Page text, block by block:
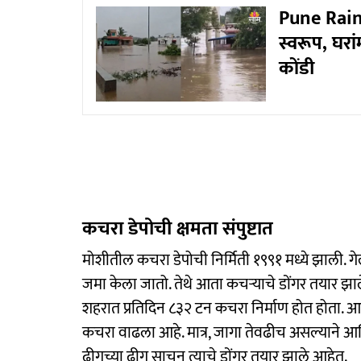
Pune
स्वरूप,
कोंडी
कचरा डेपोची क्षमता संपुष्टात
मोशीतील कचरा डेपोची निर्मिती १९९१ मध्ये
जमा केला जातो. तेथे आता कचऱ्याचे डोंगर तयार
शहरात प्रतिदिन ८३२ टन कचरा निर्माण होत
कचरा वाढला आहे. मात्र, जागा तेवढीच असल्याने